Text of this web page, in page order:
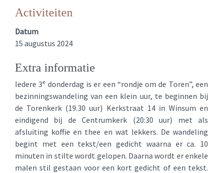
Activiteiten
Datum
15 augustus 2024
Extra informatie
Iedere 3e donderdag is er een “rondje om de Toren”, een
bezinningswandeling van een klein uur, te beginnen bij
de Torenkerk (19.30 uur) Kerkstraat 14 in Winsum en
eindigend bij de Centrumkerk (20:30 uur) met als
afsluiting koffie en thee en wat lekkers. De wandeling
begint met een tekst/een gedicht waarna er ca. 10
minuten in stilte wordt gelopen. Daarna wordt er enkele
malen stil gestaan voor een kort gedicht of een tekst.